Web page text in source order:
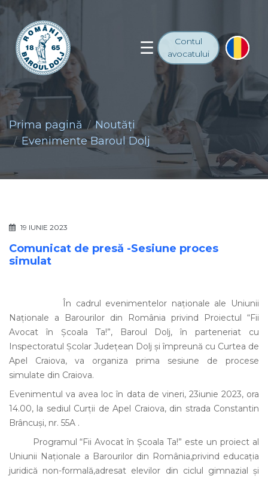
Contul
avocatului
Prima pagină
Noutăţi
Evenimente Baroul Dolj
19 IUNIE 2023
Comunicat de presă -Sesiune proces
simulat
În cadrul evenimentelor naționale ale Uniunii
Naționale a Barourilor din România privind Proiectul “Fii
Avocat în Școala Ta!”, Baroul Dolj, în parteneriat cu
Inspectoratul Școlar Județean Dolj și împreună cu Curtea de
Apel Craiova, va organiza prima sesiune de procese
simulate din Craiova.
Evenimentul va avea loc în data de vineri, 23iunie 2023, ora
14.00, la sediul Curții de Apel Craiova, din strada Constantin
Brâncuși, nr. 55A .
Programul “Fii Avocat în Școala Ta!” este un proiect al
Uniunii Naționale a Barourilor din România,privind educația
juridică non-formală,adresat elevilor din ciclul gimnazial și